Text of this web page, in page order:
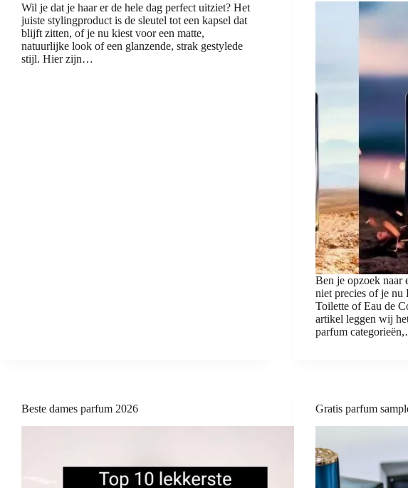
Wil je dat je haar er de hele dag perfect uitziet? Het
juiste stylingproduct is de sleutel tot een kapsel dat
blijft zitten, of je nu kiest voor een matte,
natuurlijke look of een glanzende, strak gestylede
stijl. Hier zijn…
Ben je opzoek naar
niet precies of je nu
Toilette of Eau de
artikel leggen wij
parfum
Beste dames parfum 2026 Gratis parfum